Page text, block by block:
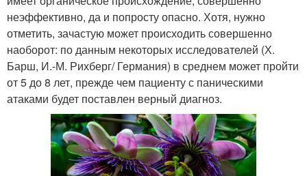
неэффективно, да и попросту опасно. Хотя, нужно
отметить, зачастую может происходить совершенно
наоборот: по данным некоторых исследователей (Х.
Барш, И.-М. Рихберг/ Германия) в среднем может пройти
от 5 до 8 лет, прежде чем пациенту с паническими
атаками будет поставлен верный диагноз.